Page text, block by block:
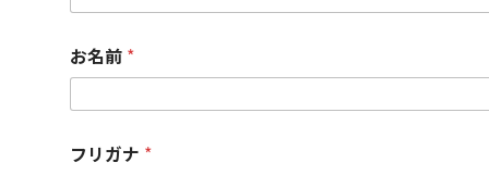
お名前 *
フリガナ *